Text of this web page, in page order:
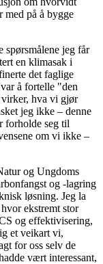
med på å bygge
spørsmålene jeg får
en klimasak i
det faglige
å fortelle "den
hva vi gjør
jeg ikke – denne
forholde seg til
om vi ikke –
og Ungdoms
og -lagring
løsning. Jeg la
ekstremt stor
og effektivisering,
et veikart vi,
for oss selv de
vært interessant,